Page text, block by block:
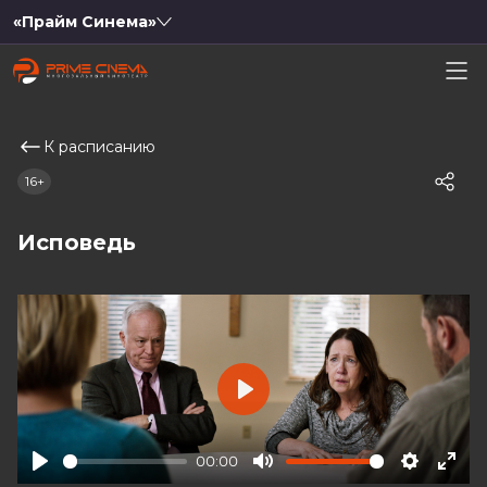
«Прайм Синема»
К расписанию
Исповедь
16+
00:00
Play